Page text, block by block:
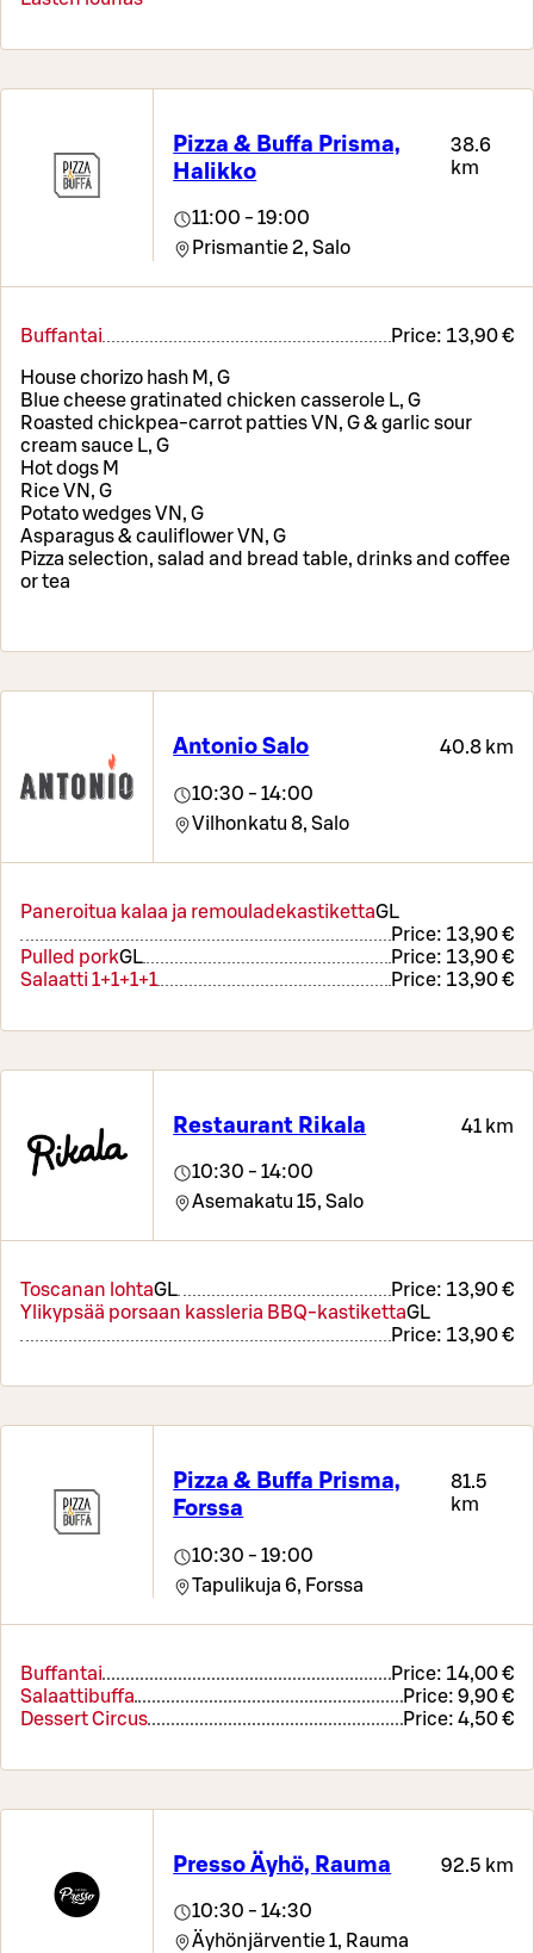
Pizza & Buffa Prisma,
Halikko
38.6
km
11:00 - 19:00
Prismantie 2, Salo
Buffantai Price: 13,90 €
House chorizo hash M, G
Blue cheese gratinated chicken casserole L, G
Roasted chickpea-carrot patties VN, G & garlic sour
cream sauce L, G
Hot dogs M
Rice VN, G
Potato wedges VN, G
Asparagus & cauliflower VN, G
Pizza selection, salad and bread table, drinks and coffee
or tea
Antonio Salo 40.8 km
10:30 - 14:00
Vilhonkatu 8, Salo
Paneroitua kalaa ja remouladekastikettaGL
Price: 13,90 €
Pulled porkGL Price: 13,90 €
Salaatti 1+1+1+1
Price: 13,90 €
Restaurant Rikala 41 km
10:30 - 14:00
Asemakatu 15, Salo
Toscanan lohtaGL Price: 13,90 €
Ylikypsää porsaan kassleria BBQ-kastikettaGL
Price: 13,90 €
Pizza & Buffa Prisma,
Forssa
81.5
km
10:30 - 19:00
Tapulikuja 6, Forssa
Buffantai Price: 14,00 €
Salaattibuffa
Price: 9,90 €
Dessert Circus
Price: 4,50 €
Presso Äyhö, Rauma 92.5 km
10:30 - 14:30
Äyhönjärventie 1, Rauma